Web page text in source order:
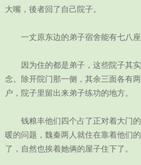
大嘴，後者回了自己院子。
一丈原东边的弟子宿舍能有七八座
因为住的都是弟子，这些院子其实
念。除开院门那一侧，其余三面各有
户，院子里留出来弟子练功的地方。
钱粮丰他们四个占了正对着大门的
暖的问题，魏秦两人就住在靠着他们
了，自然也挨着她俩的屋子住下了。